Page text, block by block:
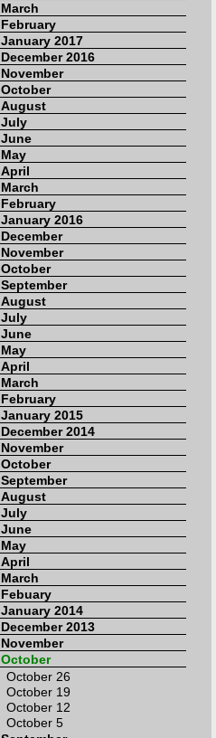
March
February
January 2017
December 2016
November
October
August
July
June
May
April
March
February
January 2016
December
November
October
September
August
July
June
May
April
March
February
January 2015
December 2014
November
October
September
August
July
June
May
April
March
Febuary
January 2014
December 2013
November
October
October 26
October 19
October 12
October 5